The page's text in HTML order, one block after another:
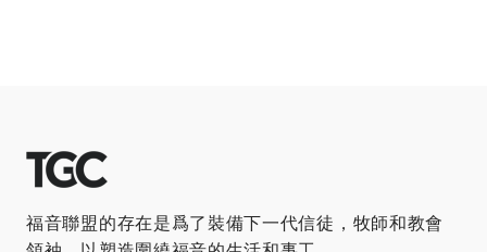
福音聯盟的存在是爲了裝備下一代信徒，牧師和教會